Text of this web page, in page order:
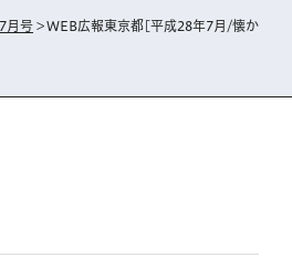
月号 > WEB広報東京都[平成28年7月/懐か